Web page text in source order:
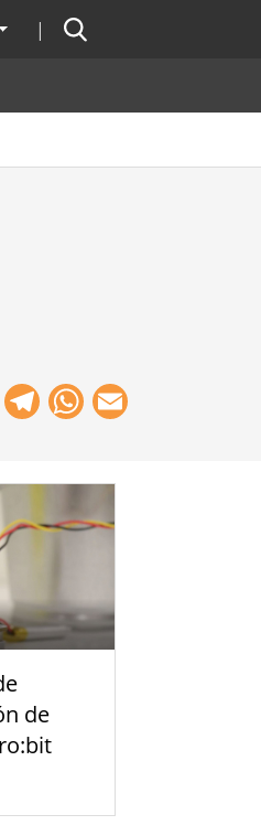
Lista adicional de acciones
Buscador
Facebook
Telegram
WhatsApp
de